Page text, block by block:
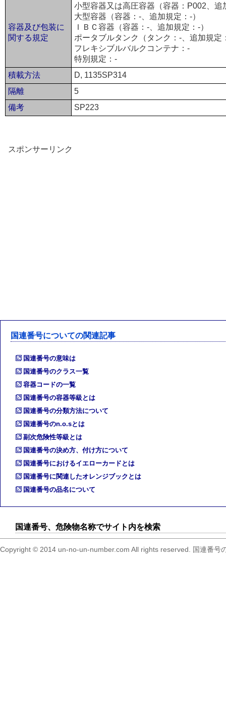
容器及び包装に
関する規定
小型容器又は高圧容器（容器：P002、追
大型容器（容器：-、追加規定：-）
ＩＢＣ容器（容器：-、追加規定：-）
ポータブルタンク（タンク：-、追加規定
フレキシブルバルクコンテナ：-
特別規定：-
積載方法
D, 1135SP314
隔離
5
備考
SP223
スポンサーリンク
国連番号についての関連記事
国連番号の意味は
国連番号のクラス一覧
容器コードの一覧
国連番号の容器等級とは
国連番号の分類方法について
国連番号のn.o.sとは
副次危険性等級とは
国連番号の決め方、付け方について
国連番号におけるイエローカードとは
国連番号に関連したオレンジブックとは
国連番号の品名について
国連番号、危険物名称でサイト内を検索
Copyright © 2014 un-no-un-number.com All rights reserved. 国連番号